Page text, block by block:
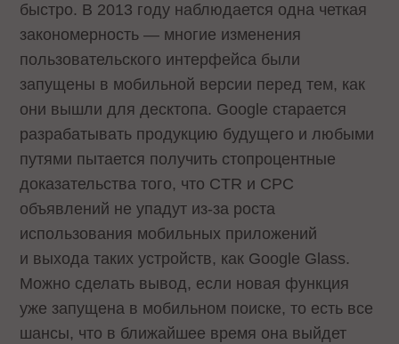
быстро. В 2013 году наблюдается одна четкая
закономерность — многие изменения
пользовательского интерфейса были
запущены в мобильной версии перед тем, как
они вышли для десктопа. Google старается
разрабатывать продукцию будущего и любыми
путями пытается получить стопроцентные
доказательства того, что CTR и CPC
объявлений не упадут из-за роста
использования мобильных приложений
и выхода таких устройств, как Google Glass.
Можно сделать вывод, если новая функция
уже запущена в мобильном поиске, то есть все
шансы, что в ближайшее время она выйдет